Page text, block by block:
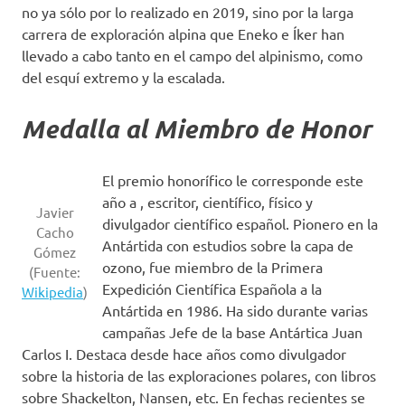
no ya sólo por lo realizado en 2019, sino por la larga
carrera de exploración alpina que Eneko e Íker han
llevado a cabo tanto en el campo del alpinismo, como
del esquí extremo y la escalada.
Medalla al Miembro de Honor
Javier
Cacho
Gómez
(Fuente:
Wikipedia)
El premio honorífico le corresponde este
año a , escritor, científico, físico y
divulgador científico español. Pionero en la
Antártida con estudios sobre la capa de
ozono, fue miembro de la Primera
Expedición Científica Española a la
Antártida en 1986. Ha sido durante varias
campañas Jefe de la base Antártica Juan
Carlos I. Destaca desde hace años como divulgador
sobre la historia de las exploraciones polares, con libros
sobre Shackelton, Nansen, etc. En fechas recientes se